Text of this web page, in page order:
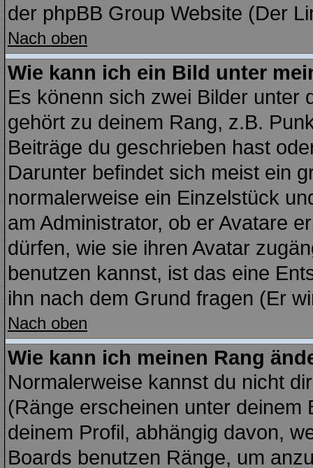
der phpBB Group Website (Der
Nach oben
Wie kann ich ein Bild unter
Es könenn sich zwei Bilder unter
gehört zu deinem Rang, z.B.
Beiträge du geschrieben hast
Darunter befindet sich meist ein
normalerweise ein Einzelstück
am Administrator, ob er Avatare
dürfen, wie sie ihren Avatar
benutzen kannst, ist das eine
ihn nach dem Grund fragen (Er
Nach oben
Wie kann ich meinen Rang
Normalerweise kannst du nicht
(Ränge erscheinen unter deinem
deinem Profil, abhängig davon,
Boards benutzen Ränge, um